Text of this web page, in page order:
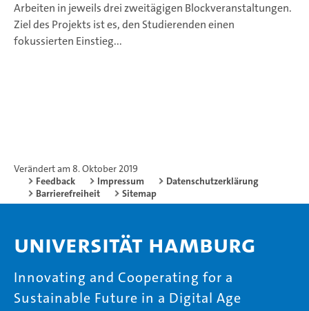
Arbeiten in jeweils drei zweitägigen Blockveranstaltungen.
Ziel des Projekts ist es, den Studierenden einen
fokussierten Einstieg...
Verändert am 8. Oktober 2019
Feedback
Impressum
Datenschutzerklärung
Barrierefreiheit
Sitemap
Universität Hamburg
Innovating and Cooperating for a
Sustainable Future in a Digital Age